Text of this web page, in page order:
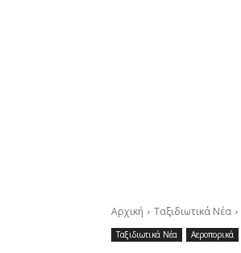
Αρχική Ταξιδιωτικά Νέα
Ταξιδιωτικά Νέα Αεροπορικά